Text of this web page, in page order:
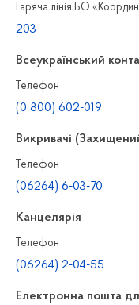
Гаряча лінія БО
203
Всеукраїнський
Телефон
(0 800) 602-019
Викривачі
Телефон
(06264) 6-03-70
Канцелярiя
Телефон
(06264) 2-04-55
Електронна пошта